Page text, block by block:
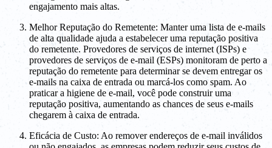
engajamento mais altas.
Melhor Reputação do Remetente: Manter uma lista de e-mails
de alta qualidade ajuda a estabelecer uma reputação positiva
do remetente. Provedores de serviços de internet (ISPs) e
provedores de serviços de e-mail (ESPs) monitoram de perto a
reputação do remetente para determinar se devem entregar os
e-mails na caixa de entrada ou marcá-los como spam. Ao
praticar a higiene de e-mail, você pode construir uma
reputação positiva, aumentando as chances de seus e-mails
chegarem à caixa de entrada.
Eficácia de Custo: Ao remover endereços de e-mail inválidos